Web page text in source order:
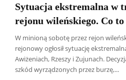
Sytuacja ekstremalna w
rejonu wileńskiego. Co to
W minioną sobotę przez rejon
rejonowy ogłosił sytuację
Awiżeniach, Rzeszy i Zujunach.
szkód wyrządzonych przez burzę,...